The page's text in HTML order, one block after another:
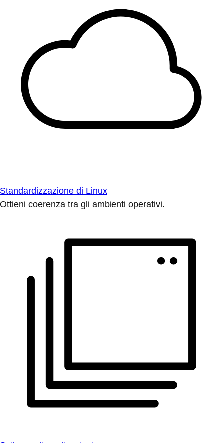
Standardizzazione di Linux
Ottieni coerenza tra gli ambienti operativi.